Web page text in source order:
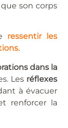
son corps
ressentir les
dans la
Les réflexes
à évacuer
renforcer la